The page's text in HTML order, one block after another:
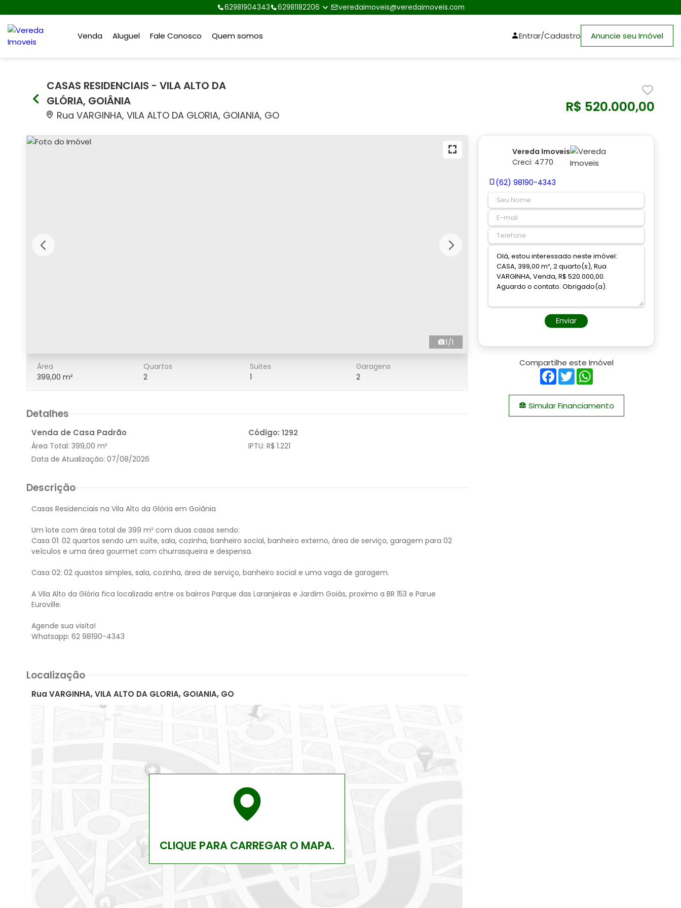
62981904343 62981182206 veredaimoveis@veredaimoveis.com
Venda Aluguel Fale Conosco Quem somos Entrar/Cadastro Anuncie seu Imóvel
CASAS RESIDENCIAIS - VILA ALTO DA
GLÓRIA, GOIÂNIA
Rua VARGINHA, VILA ALTO DA GLORIA, GOIANIA, GO R$ 520.000,00
1/1
Área
399,00 m²
Quartos
2
Suites
1
Garagens
2
Detalhes
Venda de Casa Padrão Código:1292
Área Total: 399,00 m² IPTU:R$ 1.221
Data de Atualização: 07/08/2026
Descrição
Casas Residenciais na Vila Alto da Glória em Goiânia
Um lote com área total de 399 m² com duas casas sendo:
Casa 01: 02 quartos sendo um suíte, sala, cozinha, banheiro social, banheiro externo, área de serviço, garagem para 02
veículos e uma área gourmet com churrasqueira e despensa.
Casa 02: 02 quastos simples, sala, cozinha, área de serviço, banheiro social e uma vaga de garagem.
A Vila Alto da Glória fica localizada entre os bairros Parque das Laranjeiras e Jardim Goiás, proximo a BR 153 e Parue
Euroville.
Agende sua visita!
Localização
Rua VARGINHA, VILA ALTO DA GLORIA, GOIANIA, GO
CLIQUE PARA CARREGAR O MAPA.
Vereda Imoveis
Creci: 4770
(62) 98190-4343
Enviar
Compartilhe este Imóvel
Facebook
TwitterWhatsApp
Simular Financiamento